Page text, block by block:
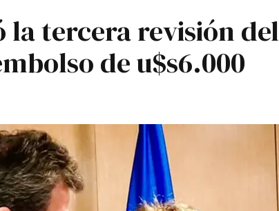
la tercera revisión del
de u$s6.000